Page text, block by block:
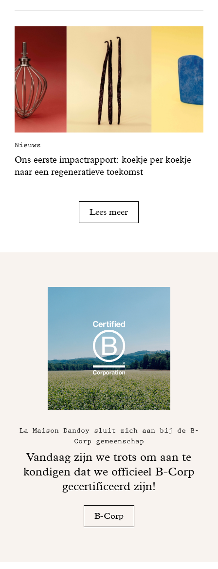
Lees meer
Nieuws
Ons eerste impactrapport: koekje per koekje
naar een regeneratieve toekomst
La Maison Dandoy sluit zich aan bij de B-
Corp gemeenschap
Vandaag zijn we trots om aan te
kondigen dat we officieel B-Corp
gecertificeerd zijn!
B-Corp